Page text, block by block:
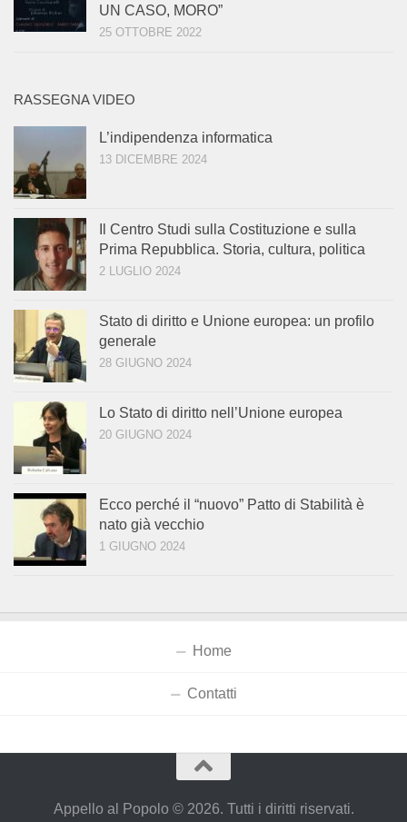
UN CASO, MORO”
25 OTTOBRE 2022
RASSEGNA VIDEO
L’indipendenza informatica
13 DICEMBRE 2024
Il Centro Studi sulla Costituzione e sulla
Prima Repubblica. Storia, cultura, politica
2 LUGLIO 2024
Stato di diritto e Unione europea: un profilo
generale
28 GIUGNO 2024
Lo Stato di diritto nell’Unione europea
20 GIUGNO 2024
Ecco perché il “nuovo” Patto di Stabilità è
nato già vecchio
1 GIUGNO 2024
Home
Contatti
Appello al Popolo © 2026. Tutti i diritti riservati.